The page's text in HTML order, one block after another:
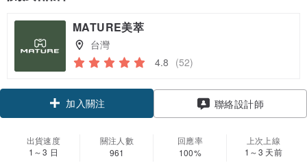
MATURE美萃
台灣
4.8 (52)
加入關注 聯絡設計師
出貨速度
1～3 日
關注人數
961
回應率
100%
上次上線
1～3 天前